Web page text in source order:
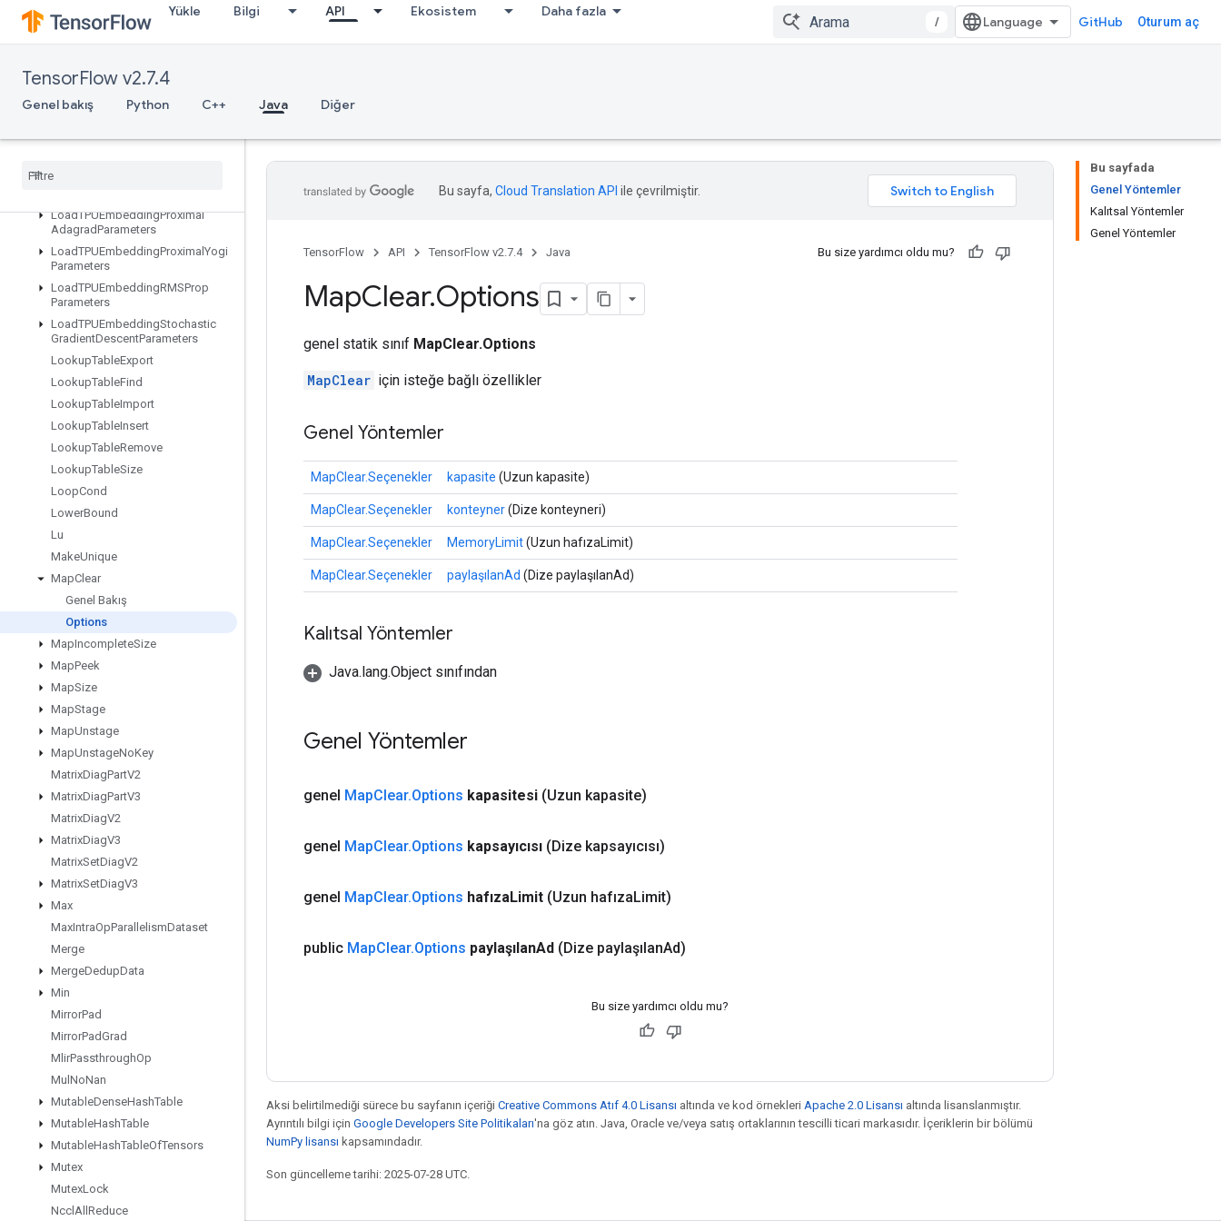
Yükle Bilgi API Ekosistem Daha fazla
/ GitHub Oturum aç
TensorFlow v2.7.4
Genel bakış Python C++ Java Diğer
LoadTPUEmbeddingAdadeltaParameters
LoadTPUEmbeddingAdagradMomentumParameters
LoadTPUEmbeddingCenteredRMSPropParameters
LoadTPUEmbeddingFTRLParameters
LoadTPUEmbedding
Load
LoadTPUEmbeddingProximal
AdagradParameters
LoadTPUEmbeddingProximal Yogi
Parameters
LoadTPUEmbeddingRMSProp
Parameters
LoadTPUEmbeddingStochastic
GradientDescentParameters
LookupTableExport
LookupTableFind
LookupTableImport
LookupTableInsert
LookupTableRemove
LookupTableSize
LoopCond
LowerBound
Lu
MakeUnique
MapClear
Genel Bakış
Options
MapIncompleteSize
MapPeek
MapSize
MapStage
MapUnstage
MapUnstageNoKey
MatrixDiagPartV2
MatrixDiagPartV3
MatrixDiagV2
MatrixDiagV3
MatrixSetDiagV2
MatrixSetDiagV3
Max
MaxIntraOpParallelismDataset
Merge
MergeDedupData
Min
MirrorPad
MirrorPadGrad
MlirPassthroughOp
Mul NoNan
MutableDenseHashTable
MutableHashTable
MutableHashTableOfTensors
Mutex
MutexLock
Nccl All Reduce
Bu sayfada
Genel Yöntemler
Kalıtsal Yöntemler
Genel Yöntemler
Bu sayfa, Cloud Translation API ile çevrilmiştir.
TensorFlow API TensorFlow v2.7.4 Java Bu size yardımcı oldu mu?
MapClear.Options
genel statik sınıf MapClear.Options
MapClear için isteğe bağlı özellikler
Genel Yöntemler
MapClear.Seçenekler kapasite (Uzun kapasite)
MapClear.Seçenekler konteyner(Dize konteyneri)
MapClear.Seçenekler MemoryLimit(Uzun hafızaLimit)
MapClear.Seçenekler paylaşılanAd (Dize paylaşılanAd)
Kalıtsal Yöntemler
Java.lang.Object sınıfından
Genel Yöntemler
genel MapClear.Options kapasitesi (Uzun kapasite)
genel MapClear.Options kapsayıcısı (Dize kapsayıcısı)
genel MapClear.Options hafızaLimit (Uzun hafızaLimit)
public MapClear.Options paylaşılanAd (Dize paylaşılanAd)
Bu size yardımcı oldu mu?
Aksi belirtilmediği sürece bu sayfanın içeriği Creative Commons Atıf 4.0 Lisansı altında ve kod örnekleri Apache 2.0 Lisansı altında lisanslanmıştır.
Ayrıntılı bilgi için Google Developers Site Politikaları'na göz atın. Java, Oracle ve/veya satış ortaklarının tescilli ticari markasıdır. İçeriklerin bir bölümü
NumPy lisansı kapsamındadır.
Son güncelleme tarihi: 2025-07-28 UTC.